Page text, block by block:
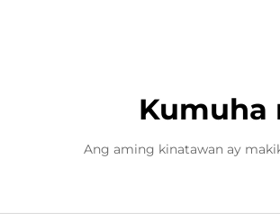
Kumuha
Ang aming kinatawan ay